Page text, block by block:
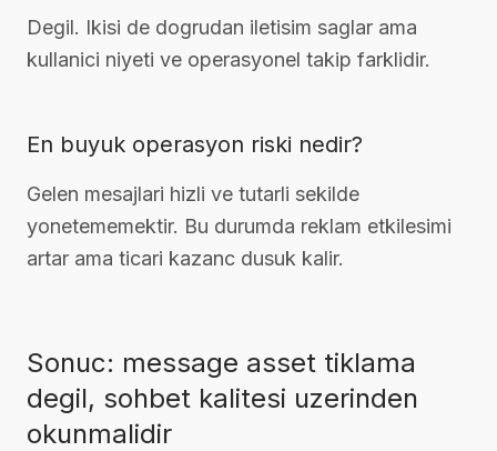
Degil. Ikisi de dogrudan iletisim saglar ama
kullanici niyeti ve operasyonel takip farklidir.
En buyuk operasyon riski nedir?
Gelen mesajlari hizli ve tutarli sekilde
yonetememektir. Bu durumda reklam etkilesimi
artar ama ticari kazanc dusuk kalir.
Sonuc: message asset tiklama
degil, sohbet kalitesi uzerinden
okunmalidir